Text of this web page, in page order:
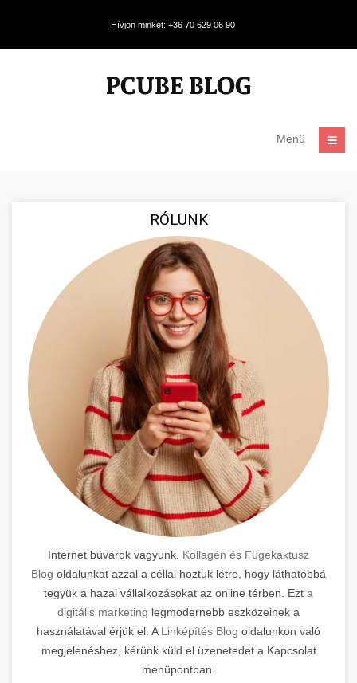
Hívjon minket: +36 70 629 06 90
Menü
RÓLUNK
Internet búvárok vagyunk. Kollagén és Fügekaktusz
Blog oldalunkat azzal a céllal hoztuk létre, hogy láthatóbbá
tegyük a hazai vállalkozásokat az online térben. Ezt a
digitális marketing legmodernebb eszközeinek a
használatával érjük el. A Linképítés Blog oldalunkon való
megjelenéshez, kérünk küld el üzenetedet a Kapcsolat
menüpontban.